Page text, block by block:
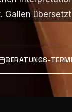
Gallen
Gallen
BERATUNGS-